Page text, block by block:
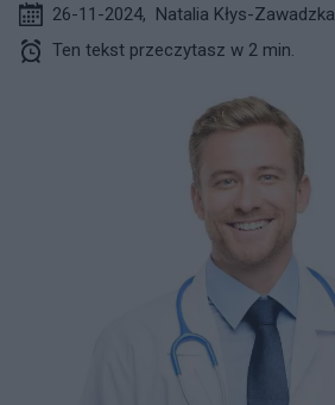
26-11-2024, Natalia Kłys-Zawadzka
Ten tekst przeczytasz w 2 min.